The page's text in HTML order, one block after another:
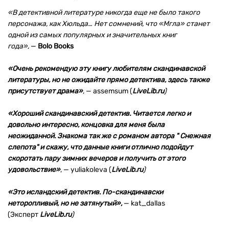
«В детективной литературе никогда еще не было такого
персонажа, как Хюльда… Нет сомнений, что «Мгла» станет
одной из самых популярных и значительных книг
года», — Bolo Books
«Очень рекомендую эту книгу любителям скандинавской
литературы, но не ожидайте прямо детектива, здесь также
присутствует драма», — assemsum (LiveLib.ru)
«Хороший скандинавский детектив. Читается легко и
довольно интересно, концовка для меня была
неожиданной. Знакома так же с романом автора " Снежная
слепота" и скажу, что данные книги отлично подойдут
скоротать пару зимних вечеров и получить от этого
удовольствие», — yuliakoleva (LiveLib.ru)
«Это исландский детектив. По-скандинавски
неторопливый, но не затянутый»,— kat_dallas
(Эксперт LiveLib.ru)